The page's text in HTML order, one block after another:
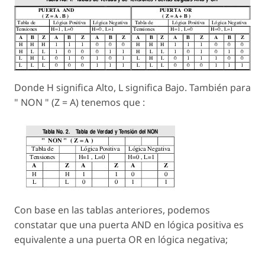
Donde H significa Alto, L significa Bajo. También para
" NON " (Z = A) tenemos que :
Con base en las tablas anteriores, podemos
constatar que una puerta AND en lógica positiva es
equivalente a una puerta OR en lógica negativa;